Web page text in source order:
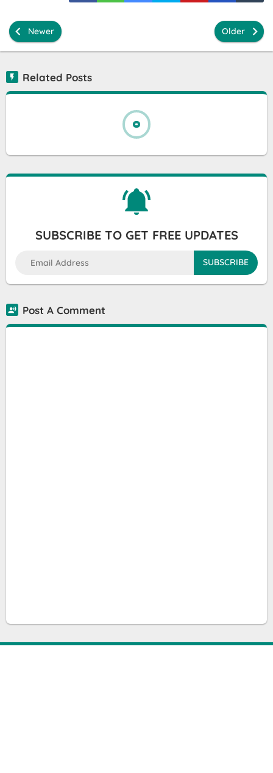
Newer Older
Related Posts
SUBSCRIBE TO GET FREE UPDATES
Post A Comment